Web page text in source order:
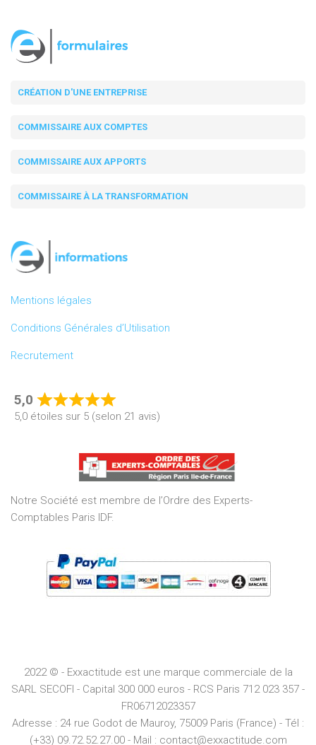
CRÉATION D'UNE ENTREPRISE
COMMISSAIRE AUX COMPTES
COMMISSAIRE AUX APPORTS
COMMISSAIRE À LA TRANSFORMATION
Mentions légales
Conditions Générales d’Utilisation
Recrutement
5,0
Rated
5,0
of
5
5,0 étoiles sur 5 (selon 21 avis)
Notre Société est membre de l’Ordre des Experts-
Comptables Paris IDF.
2022 © - Exxactitude est une marque commerciale de la
SARL SECOFI - Capital 300 000 euros - RCS Paris 712 023 357 -
FR06712023357
Adresse : 24 rue Godot de Mauroy, 75009 Paris (France) - Tél :
(+33) 09.72.52.27.00 - Mail : contact@exxactitude.com